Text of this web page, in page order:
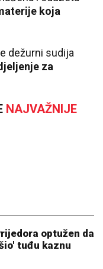
koja
dežurni sudija
za
NAJVAŽNIJE
optužen da
tuđu kaznu